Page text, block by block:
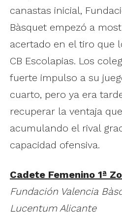
canastas inicial,
Bàsquet empezó a
acertado en el tiro que
CB Escolapias. Los
fuerte impulso a su
cuarto, pero ya era
recuperar la ventaja
acumulando el rival
capacidad ofensiva.
Cadete Femenino 1ª
Fundación Valencia
Lucentum Alicante